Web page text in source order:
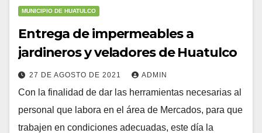
MUNICIPIO DE HUATULCO
Entrega de impermeables a
jardineros y veladores de Huatulco
27 DE AGOSTO DE 2021 ADMIN
Con la finalidad de dar las herramientas necesarias al
personal que labora en el área de Mercados, para que
trabajen en condiciones adecuadas, este día la